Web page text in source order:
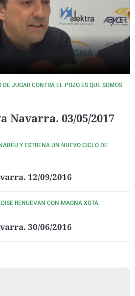
La rosa de los vientos
Gente viajera
Como el perro y el
Caso
Retornados
Equipo de
Operación Viuda
Extremadura
Galicia
La Rioja
Navarra
País Vasco
Virales
Televisión
Elecciones
JUGAR CONTRA EL POZO ES QUE SOMOS
Navarra. 03/05/2017
Y ESTRENA UN NUEVO CICLO DE
12/09/2016
RENUEVAN CON MAGNA XOTA.
30/06/2016